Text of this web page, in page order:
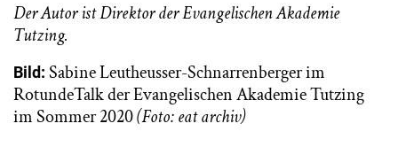
Der Autor ist Direktor der Evangelischen Akademie
Tutzing.
Bild: Sabine Leutheusser-Schnarrenberger im
RotundeTalk der Evangelischen Akademie Tutzing
im Sommer 2020(Foto: eat archiv)